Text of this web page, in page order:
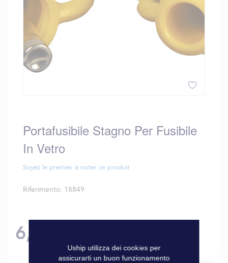
della
galleria
di
immagini
Portafusibile Stagno Per Fusibile
In Vetro
Soyez le premier à noter ce produit
Riferimento 18849
6,90 €
Uship utilizza dei cookies per
assicurarti un buon funzionamento